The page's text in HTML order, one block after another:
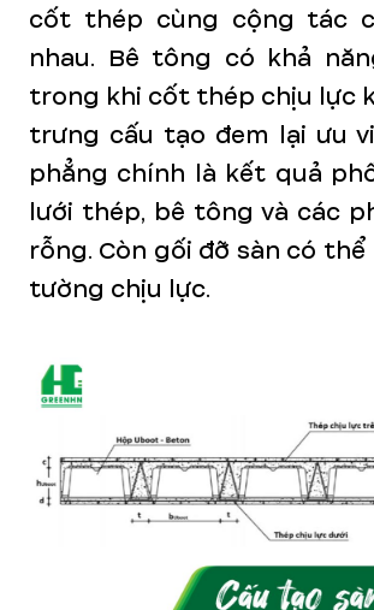
cốt thép cùng cộng tác
nhau. Bê tông có khả
trong khi cốt thép chịu lực
trưng cấu tạo đem lại ưu
phẳng chính là kết quả
lưới thép, bê tông và các
rỗng. Còn gối đỡ sàn có
tường chịu lực.